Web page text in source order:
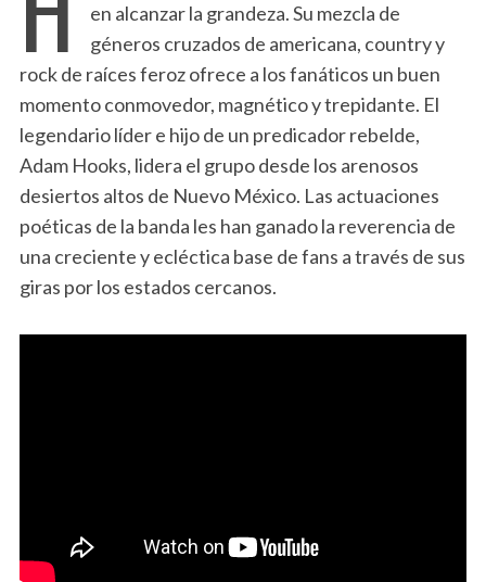
en alcanzar la grandeza. Su mezcla de
géneros cruzados de americana, country y
rock de raíces feroz ofrece a los fanáticos un buen
momento conmovedor, magnético y trepidante. El
legendario líder e hijo de un predicador rebelde,
Adam Hooks, lidera el grupo desde los arenosos
desiertos altos de Nuevo México. Las actuaciones
poéticas de la banda les han ganado la reverencia de
una creciente y ecléctica base de fans a través de sus
giras por los estados cercanos.